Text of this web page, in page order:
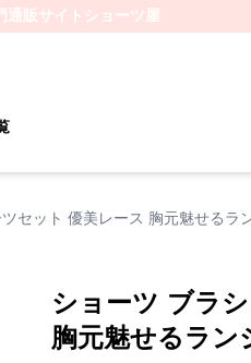
通販サイト ショーツ屋
セット 優美レース 胸元魅せるラ
ショーツ ブラ
胸元魅せるラン